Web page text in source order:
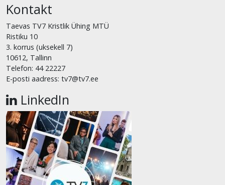
Kontakt
Taevas TV7 Kristlik Ühing MTÜ
Ristiku 10
3. korrus (uksekell 7)
10612, Tallinn
Telefon: 44 22227
E-posti aadress: tv7@tv7.ee
LinkedIn